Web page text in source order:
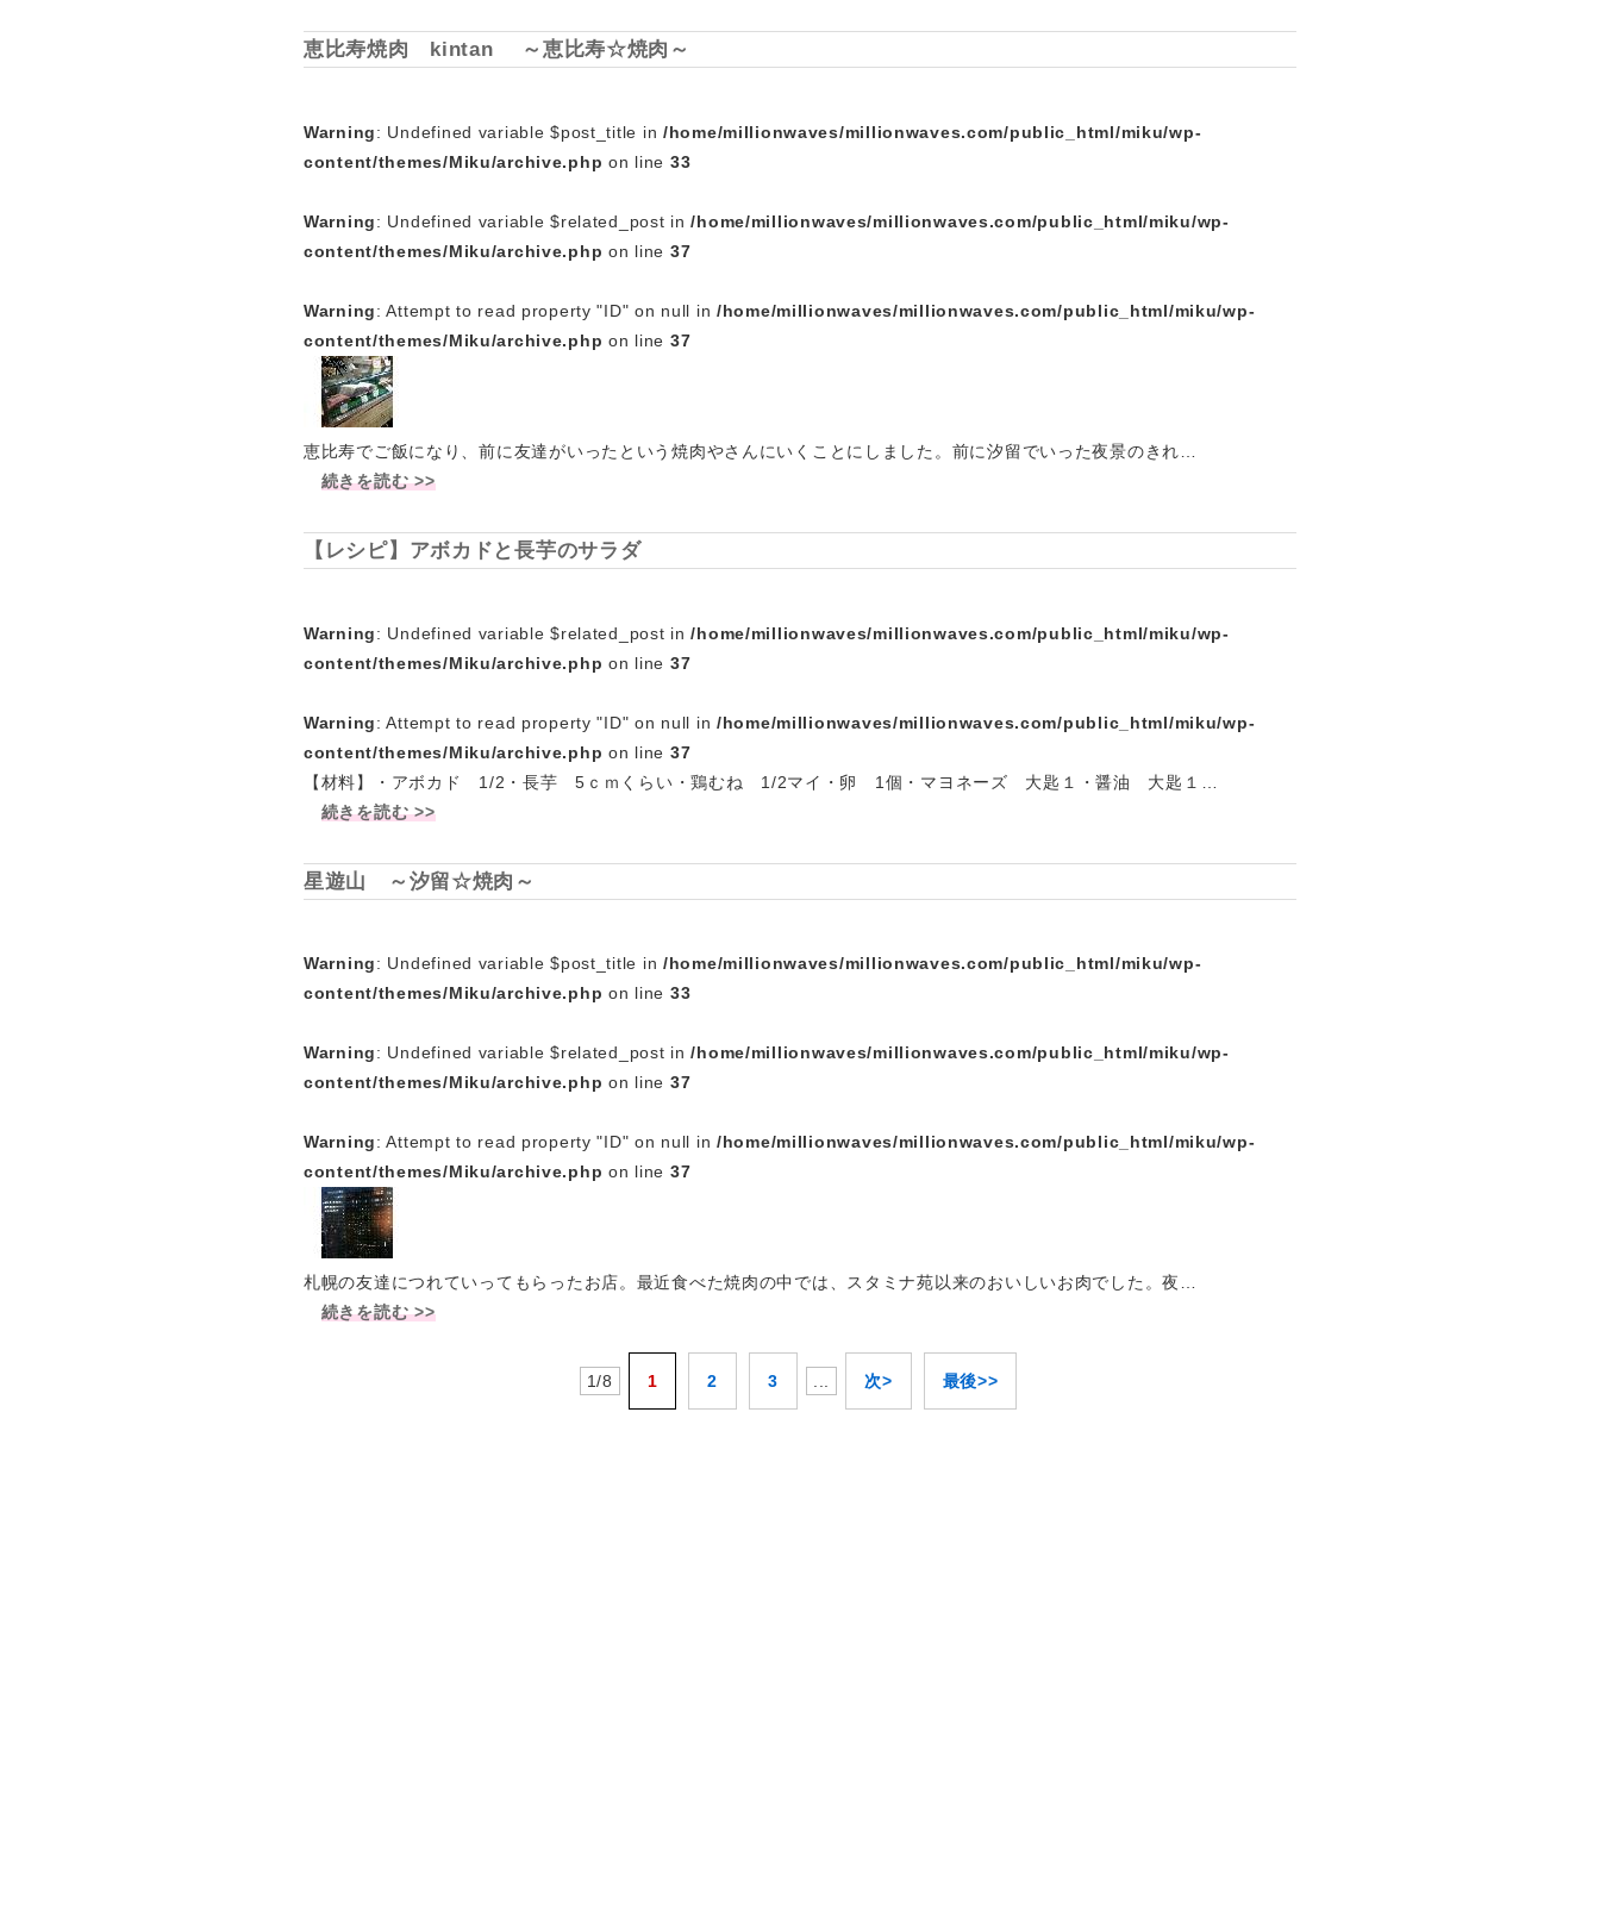
恵比寿焼肉 kintan ～恵比寿☆焼肉～
Warning: Undefined variable $post_title in /home/millionwaves/millionwaves.com/public_html/miku/wp-
content/themes/Miku/archive.php on line 33
Warning: Undefined variable $related_post in/home/millionwaves/millionwaves.com/public_html/miku/wp-
content/themes/Miku/archive.php on line 37
Warning: Attempt to read property "ID" on null in/home/millionwaves/millionwaves.com/public_html/miku/wp-
content/themes/Miku/archive.php on line 37
恵比寿でご飯になり、前に友達がいったという焼肉やさんにいくことにしました。前に汐留でいった夜景のきれ…
続きを読む >>
【レシピ】アボカドと長芋のサラダ
Warning: Undefined variable $related_post in/home/millionwaves/millionwaves.com/public_html/miku/wp-
content/themes/Miku/archive.php on line 37
Warning: Attempt to read property "ID" on null in/home/millionwaves/millionwaves.com/public_html/miku/wp-
content/themes/Miku/archive.php on line 37
【材料】・アボカド 1/2・長芋 5ｃｍくらい・鶏むね 1/2マイ・卵 1個・マヨネーズ 大匙１・醤油 大匙１…
続きを読む >>
星遊山 ～汐留☆焼肉～
Warning: Undefined variable $post_title in /home/millionwaves/millionwaves.com/public_html/miku/wp-
content/themes/Miku/archive.php on line 33
Warning: Undefined variable $related_post in/home/millionwaves/millionwaves.com/public_html/miku/wp-
content/themes/Miku/archive.php on line 37
Warning: Attempt to read property "ID" on null in/home/millionwaves/millionwaves.com/public_html/miku/wp-
content/themes/Miku/archive.php on line 37
札幌の友達につれていってもらったお店。最近食べた焼肉の中では、スタミナ苑以来のおいしいお肉でした。夜…
続きを読む >>
1/8 1 2 3 ... 次> 最後>>